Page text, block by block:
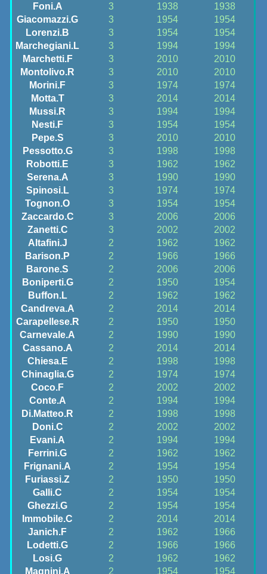
Foni.A
3 1938
1938
Giacomazzi.G
3 1954
1954
Lorenzi.B
3 1954
1954
Marchegiani.L
3 1994
1994
Marchetti.F
3 2010
2010
Montolivo.R
3 2010
2010
Morini.F
3 1974
1974
Motta.T
3 2014
2014
Mussi.R
3 1994
1994
Nesti.F
3 1954
1954
Pepe.S
3 2010
2010
Pessotto.G
3 1998
1998
Robotti.E
3 1962
1962
Serena.A
3 1990
1990
Spinosi.L
3 1974
1974
Tognon.O
3 1954
1954
Zaccardo.C
3 2006
2006
Zanetti.C
3 2002
2002
Altafini.J
2 1962
1962
Barison.P
2 1966
1966
Barone.S
2 2006
2006
Boniperti.G
2 1950
1954
Buffon.L
2 1962
1962
Candreva.A
2 2014
2014
Carapellese.R
2 1950
1950
Carnevale.A
2 1990
1990
Cassano.A
2 2014
2014
Chiesa.E
2 1998
1998
Chinaglia.G
2 1974
1974
Coco.F
2 2002
2002
Conte.A
2 1994
1994
Di.Matteo.R
2 1998
1998
Doni.C
2 2002
2002
Evani.A
2 1994
1994
Ferrini.G
2 1962
1962
Frignani.A
2 1954
1954
Furiassi.Z
2 1950
1950
Galli.C
2 1954
1954
Ghezzi.G
2 1954
1954
Immobile.C
2 2014
2014
Janich.F
2 1962
1966
Lodetti.G
2 1966
1966
Losi.G
2 1962
1962
Magnini.A
2 1954
1954